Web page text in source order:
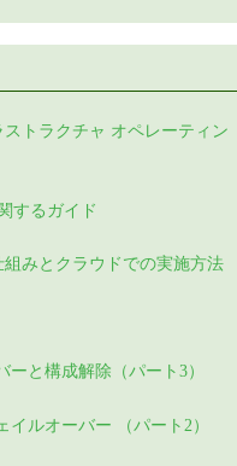
トラクチャ オペレーティン
するガイド
みとクラウドでの実施方法
ーと構成解除（パート3）
イルオーバー （パート2）